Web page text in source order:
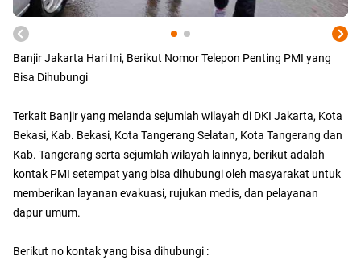
Banjir Jakarta Hari Ini, Berikut Nomor Telepon Penting PMI yang
Bisa Dihubungi
Terkait Banjir yang melanda sejumlah wilayah di DKI Jakarta, Kota
Bekasi, Kab. Bekasi, Kota Tangerang Selatan, Kota Tangerang dan
Kab. Tangerang serta sejumlah wilayah lainnya, berikut adalah
kontak PMI setempat yang bisa dihubungi oleh masyarakat untuk
memberikan layanan evakuasi, rujukan medis, dan pelayanan
dapur umum.
Berikut no kontak yang bisa dihubungi :